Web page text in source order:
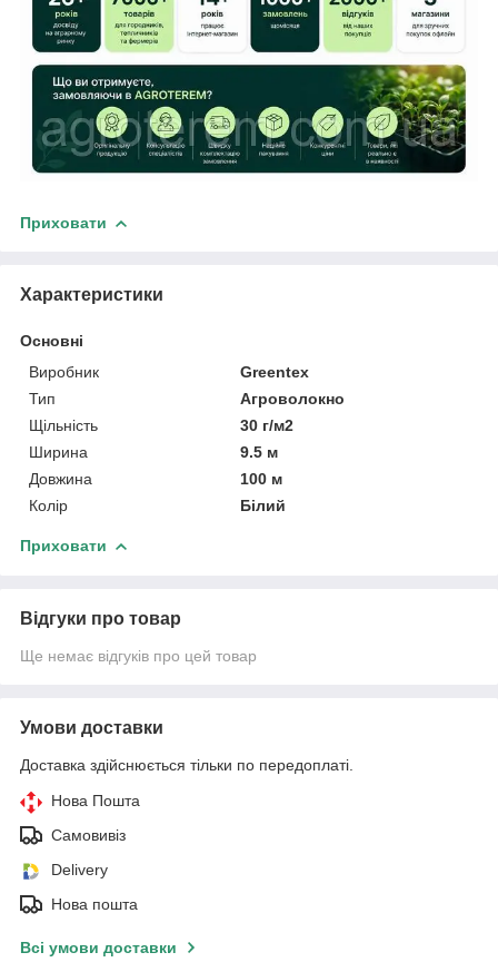
Приховати
Характеристики
Основні
Виробник
Greentex
Тип
Агроволокно
Щільність
30 г/м2
Ширина
9.5 м
Довжина
100 м
Колір
Білий
Приховати
Відгуки про товар
Ще немає відгуків про цей товар
Умови доставки
Доставка здійснюється тільки по передоплаті.
Нова Пошта
Самовивіз
Delivery
Нова пошта
Всі умови доставки